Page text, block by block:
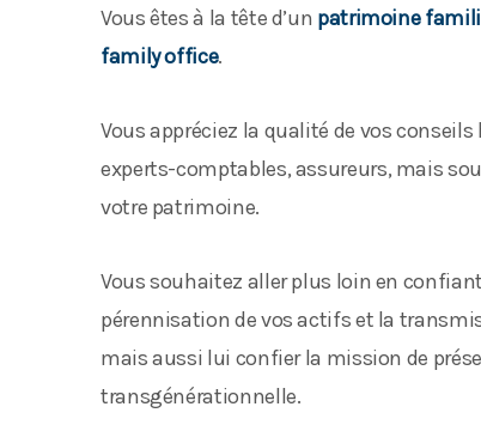
Vous êtes à la tête d’un patrimoine
family office.
Vous appréciez la qualité de vos
experts-comptables, assureurs, mais
votre patrimoine.
Vous souhaitez aller plus loin en
pérennisation de vos actifs et la
mais aussi lui confier la mission de
transgénérationnelle.